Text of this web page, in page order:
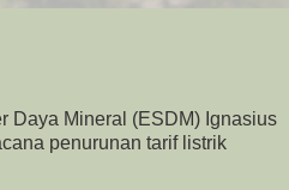
Daya Mineral (ESDM) Ignasius
penurunan tarif listrik